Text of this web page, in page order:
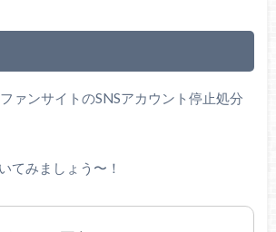
ァンサイトのSNSアカウント停止処分
てみましょう〜！